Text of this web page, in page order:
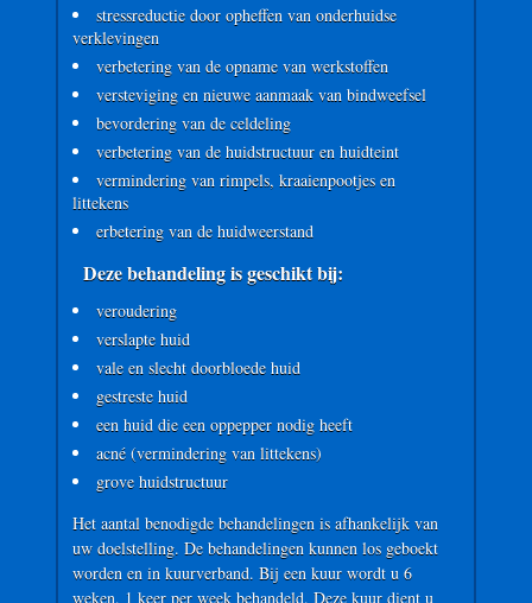
stressreductie door opheffen van onderhuidse
verklevingen
verbetering van de opname van werkstoffen
versteviging en nieuwe aanmaak van bindweefsel
bevordering van de celdeling
verbetering van de huidstructuur en huidteint
vermindering van rimpels, kraaienpootjes en
littekens
erbetering van de huidweerstand
Deze behandeling is geschikt bij:
veroudering
verslapte huid
vale en slecht doorbloede huid
gestreste huid
een huid die een oppepper nodig heeft
acné (vermindering van littekens)
grove huidstructuur
Het aantal benodigde behandelingen is afhankelijk van
uw doelstelling. De behandelingen kunnen los geboekt
worden en in kuurverband. Bij een kuur wordt u 6
weken, 1 keer per week behandeld. Deze kuur dient u